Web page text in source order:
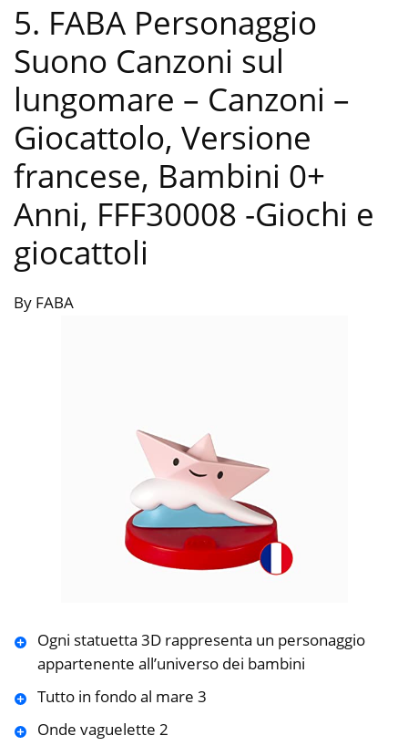
5. FABA Personaggio
Suono Canzoni sul
lungomare – Canzoni –
Giocattolo, Versione
francese, Bambini 0+
Anni, FFF30008 -Giochi e
giocattoli
By FABA
Ogni statuetta 3D rappresenta un personaggio
appartenente all’universo dei bambini
Tutto in fondo al mare 3
Onde vaguelette 2